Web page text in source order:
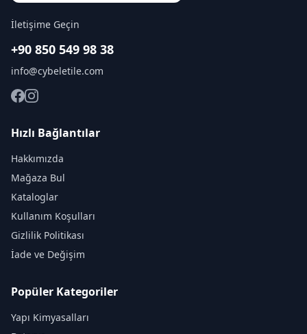
İletişime Geçin
+90 850 549 98 38
info@cybeletile.com
Hızlı Bağlantılar
Hakkımızda
Mağaza Bul
Kataloglar
Kullanım Koşulları
Gizlilik Politikası
İade ve Değişim
Popüler Kategoriler
Yapı Kimyasalları